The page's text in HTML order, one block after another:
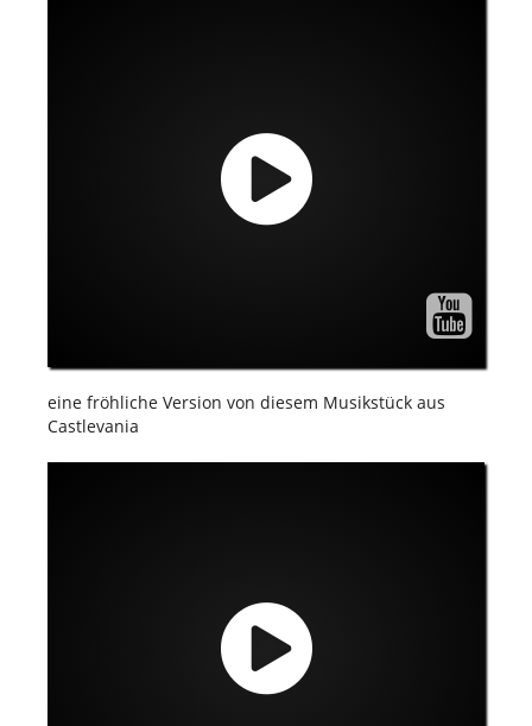
eine fröhliche Version von diesem Musikstück aus
Castlevania